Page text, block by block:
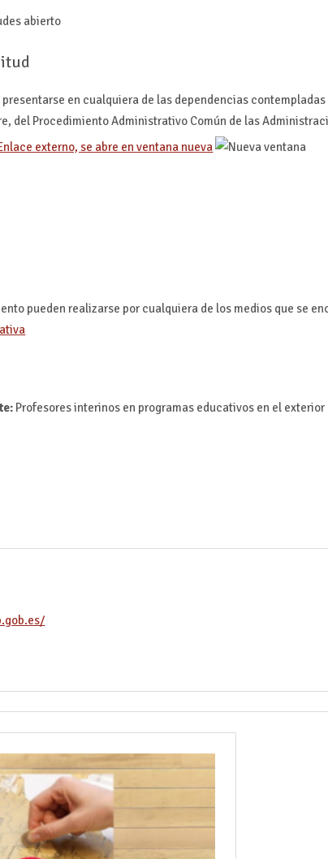
abierto
en cualquiera de las dependencias
del Procedimiento Administrativo Común de las
externo, se abre en ventana nueva
pueden realizarse por cualquiera de los medios que se
Profesores interinos en programas educativos en el exterior